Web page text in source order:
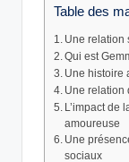
Table des
Une relation
Qui est
Une histoire
Une relation
L’impact
amoureuse
Une
sociaux